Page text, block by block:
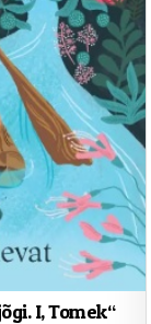
I, Tomek“